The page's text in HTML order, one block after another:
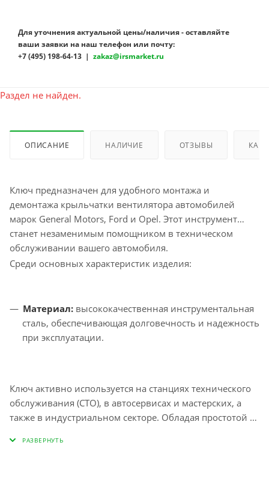
Для уточнения актуальной цены/наличия - оставляйте
ваши заявки на наш телефон или почту:
+7 (495) 198-64-13 | zakaz@irsmarket.ru
Раздел не найден.
ОПИСАНИЕ НАЛИЧИЕ ОТЗЫВЫ КАК
Ключ предназначен для удобного монтажа и
демонтажа крыльчатки вентилятора автомобилей
марок General Motors, Ford и Opel. Этот инструмент
станет незаменимым помощником в техническом
обслуживании вашего автомобиля.
Среди основных характеристик изделия:
Материал: высококачественная инструментальная
сталь, обеспечивающая долговечность и надежность
при эксплуатации.
Ключ активно используется на станциях технического
обслуживания (СТО), в автосервисах и мастерских, а
также в индустриальном секторе. Обладая простотой в
ремонта и обслуживания, позволяя существенно